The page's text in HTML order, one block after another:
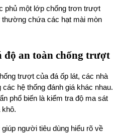
phủ một lớp chống trơn trượt
thường chứa các hạt mài mòn
độ an toàn chống trượt
trượt của đá ốp lát, các nhà
hệ thống đánh giá khác nhau.
phổ biến là kiểm tra độ ma sát
người tiêu dùng hiểu rõ về